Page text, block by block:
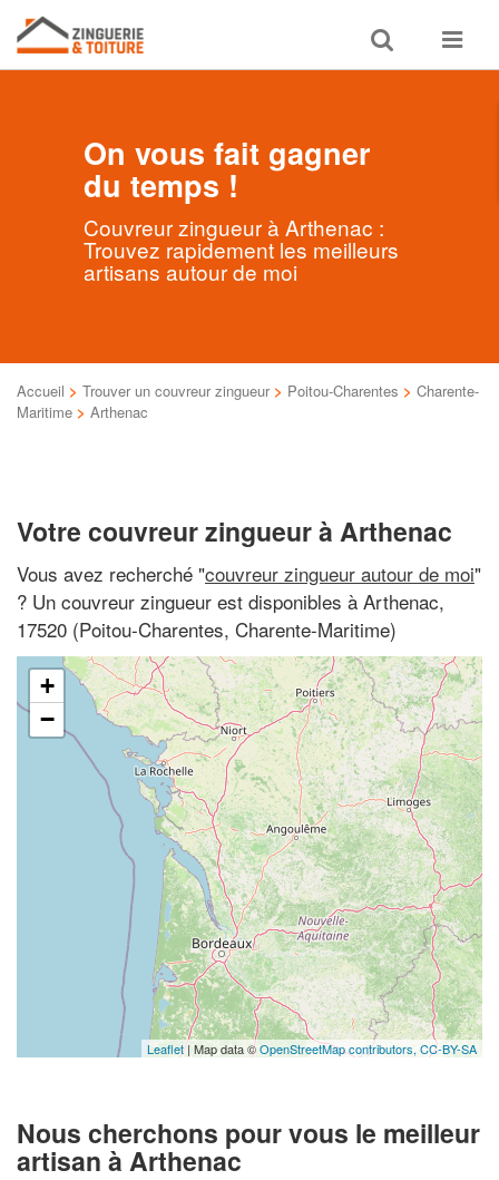
Toggle
search
Toggle
On vous fait gagner
du temps !
Couvreur zingueur à Arthenac :
Trouvez rapidement les meilleurs
artisans autour de moi
Accueil > Trouver un couvreur zingueur > Poitou-Charentes > Charente-
Maritime > Arthenac
Votre couvreur zingueur à Arthenac
Vous avez recherché "couvreur zingueur autour de moi"
? Un couvreur zingueur est disponibles à Arthenac,
17520 (Poitou-Charentes, Charente-Maritime)
+
−
Leaflet| Map data ©OpenStreetMap contributors, CC-BY-SA
Nous cherchons pour vous le meilleur
artisan à Arthenac